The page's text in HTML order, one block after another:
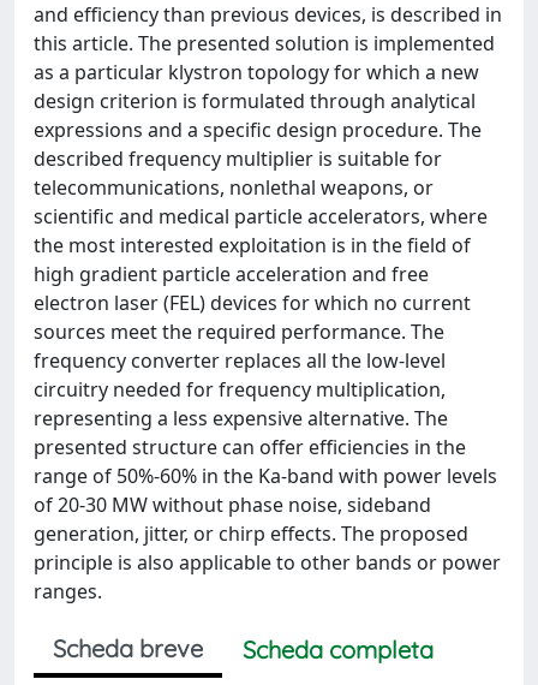
and efficiency than previous devices, is described in
this article. The presented solution is implemented
as a particular klystron topology for which a new
design criterion is formulated through analytical
expressions and a specific design procedure. The
described frequency multiplier is suitable for
telecommunications, nonlethal weapons, or
scientific and medical particle accelerators, where
the most interested exploitation is in the field of
high gradient particle acceleration and free
electron laser (FEL) devices for which no current
sources meet the required performance. The
frequency converter replaces all the low-level
circuitry needed for frequency multiplication,
representing a less expensive alternative. The
presented structure can offer efficiencies in the
range of 50%-60% in the Ka-band with power levels
of 20-30 MW without phase noise, sideband
generation, jitter, or chirp effects. The proposed
principle is also applicable to other bands or power
ranges.
Scheda breve
Scheda completa